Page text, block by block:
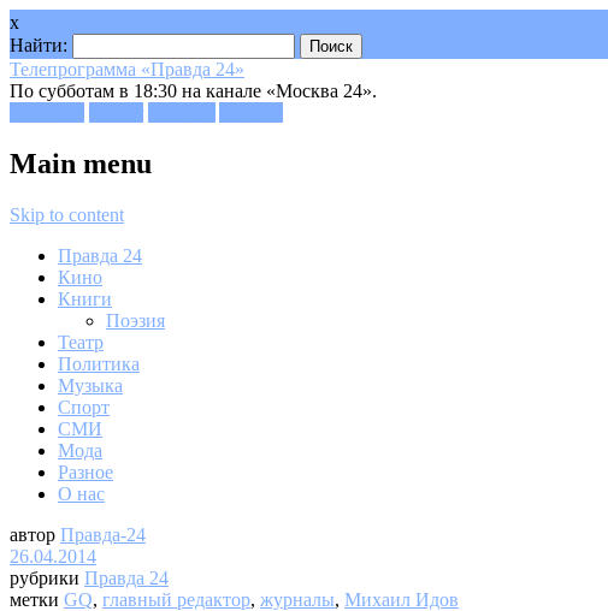
x
Найти:
Телепрограмма «Правда 24»
По субботам в 18:30 на канале «Москва 24».
Main menu
Skip to content
Правда 24
Кино
Книги
Поэзия
Театр
Политика
Музыка
Спорт
СМИ
Мода
Разное
О нас
автор Правда-24
26.04.2014
рубрики Правда 24
метки GQ, главный редактор, журналы, Михаил Идов